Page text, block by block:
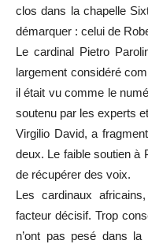
clos dans la chapelle
démarquer : celui de
Le cardinal Pietro
largement considéré
il était vu comme le
soutenu par les experts
Virgilio David, a
deux. Le faible soutien à
de récupérer des voix.
Les cardinaux
facteur décisif. Trop
n’ont pas pesé dans